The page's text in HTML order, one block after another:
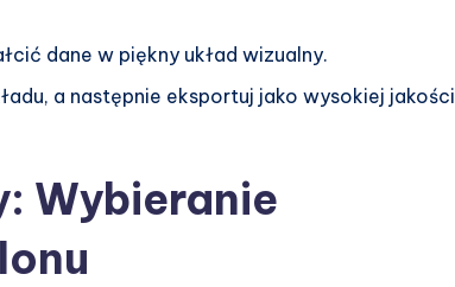
dane w piękny układ wizualny.
a następnie eksportuj jako wysokiej jakości
Wybieranie